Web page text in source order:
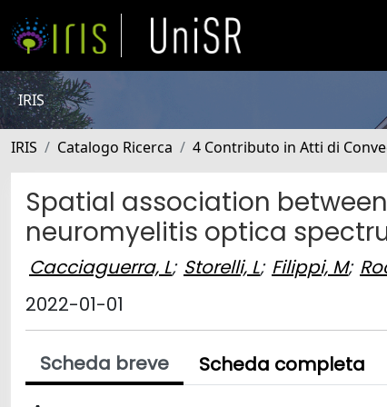
IRIS
IRIS Catalogo Ricerca 4 Contributo in Atti di
Spatial association
neuromyelitis optica
Cacciaguerra, L; Storelli, L; Filippi, M;
2022-01-01
Scheda breve Scheda completa